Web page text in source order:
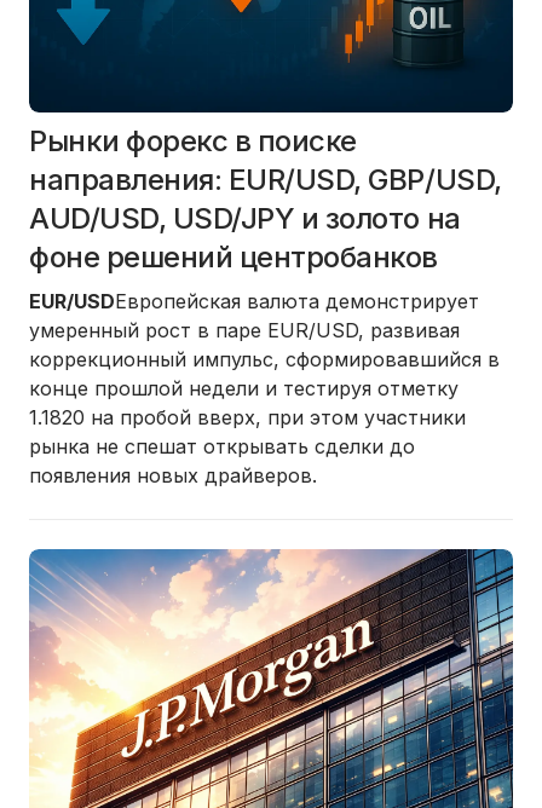
Рынки форекс в поиске
направления: EUR/USD, GBP/USD,
AUD/USD, USD/JPY и золото на
фоне решений центробанков
EUR/USDЕвропейская валюта демонстрирует
умеренный рост в паре EUR/USD, развивая
коррекционный импульс, сформировавшийся в
конце прошлой недели и тестируя отметку
1.1820 на пробой вверх, при этом участники
рынка не спешат открывать сделки до
появления новых драйверов.